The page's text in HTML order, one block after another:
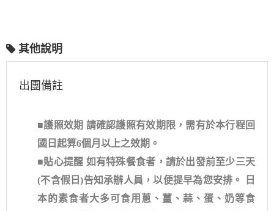
其他說明
出團備註
■護照效期 請確認護照有效期限，需有於本行程回
國日起算6個月以上之效期。
■貼心提醒 如有特殊餐食者，請於出發前至少三天
(不含假日)告知承辦人員，以便提早為您安排。 日
本的素食者大多可食用蔥、薑、蒜、蛋、奶等食